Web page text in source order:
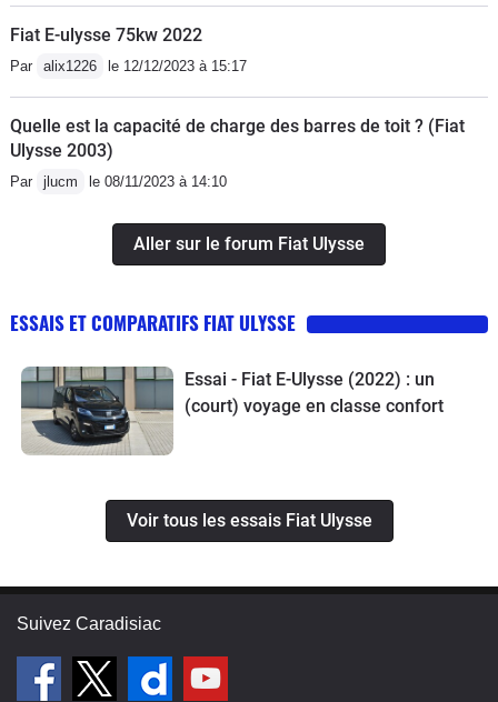
Fiat E-ulysse 75kw 2022
Par alix1226 le 12/12/2023 à 15:17
Quelle est la capacité de charge des barres de toit ? (Fiat
Ulysse 2003)
Par jlucm le 08/11/2023 à 14:10
Aller sur le forum Fiat Ulysse
ESSAIS ET COMPARATIFS FIAT ULYSSE
Essai - Fiat E-Ulysse (2022) : un
(court) voyage en classe confort
Voir tous les essais Fiat Ulysse
Suivez Caradisiac